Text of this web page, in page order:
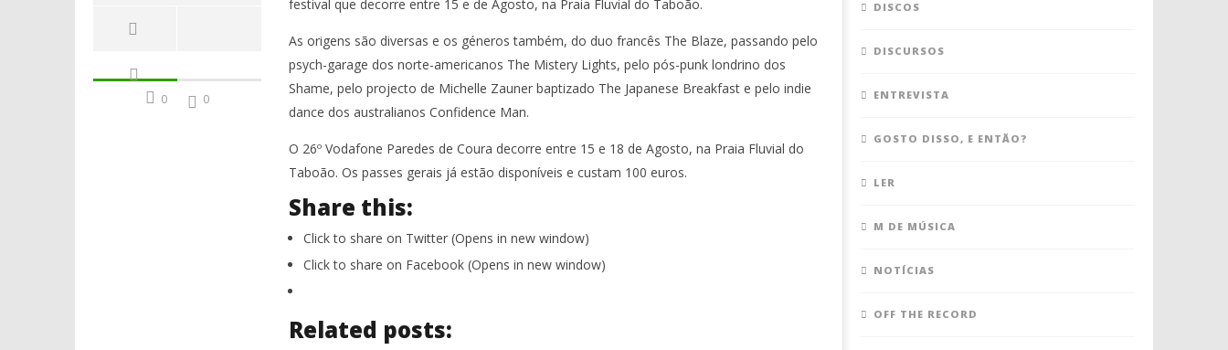
0 0
festival que decorre entre 15 e de Agosto, na Praia Fluvial do Taboão.
As origens são diversas e os géneros também, do duo francês The Blaze, passando pelo
psych-garage dos norte-americanos The Mistery Lights, pelo pós-punk londrino dos
Shame, pelo projecto de Michelle Zauner baptizado The Japanese Breakfast e pelo indie
dance dos australianos Confidence Man.
O 26º Vodafone Paredes de Coura decorre entre 15 e 18 de Agosto, na Praia Fluvial do
Taboão. Os passes gerais já estão disponíveis e custam 100 euros.
Share this:
Click to share on Twitter (Opens in new window)
Click to share on Facebook (Opens in new window)
Related posts:
DISCOS
DISCURSOS
ENTREVISTA
GOSTO DISSO, E ENTÃO?
LER
M DE MÚSICA
NOTÍCIAS
OFF THE RECORD